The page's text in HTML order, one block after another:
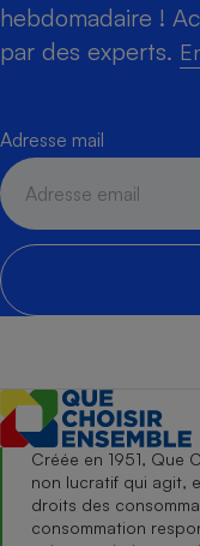
hebdomadaire !
par des experts.
Adresse mail
Créée en 1951, Que
non lucratif qui agit,
droits des
consommation